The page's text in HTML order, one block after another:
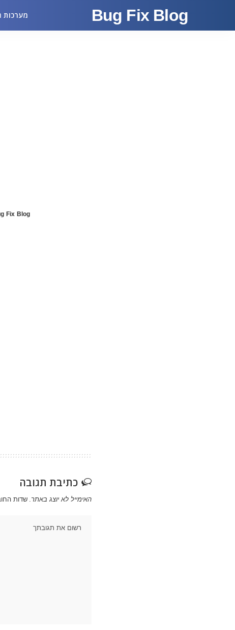
Bug Fix Blog מערכות
Fix Blog
כתיבת תגובה
האימייל לא יוצג באתר. שדות